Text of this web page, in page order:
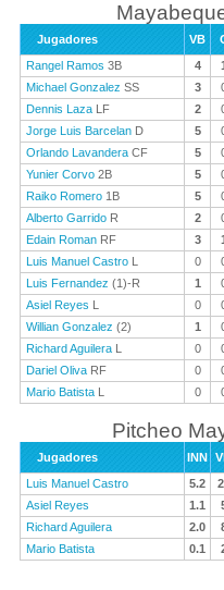
Jugadores VB
Rangel Ramos 3B 4
Michael Gonzalez SS 3
Dennis Laza LF 2
Jorge Luis Barcelan D 5
Orlando Lavandera CF 5
Yunier Corvo 2B 5
Raiko Romero 1B 5
Alberto Garrido R 2
Edain Roman RF 3
Luis Manuel Castro L 0
Luis Fernandez (1)-R 1
Asiel Reyes L 0
Willian Gonzalez (2) 1
Richard Aguilera L 0
Dariel Oliva RF 0
Mario Batista L 0
Pitcheo
Jugadores INN
Luis Manuel Castro
5.2
Asiel Reyes
1.1
Richard Aguilera
2.0
Mario Batista
0.1